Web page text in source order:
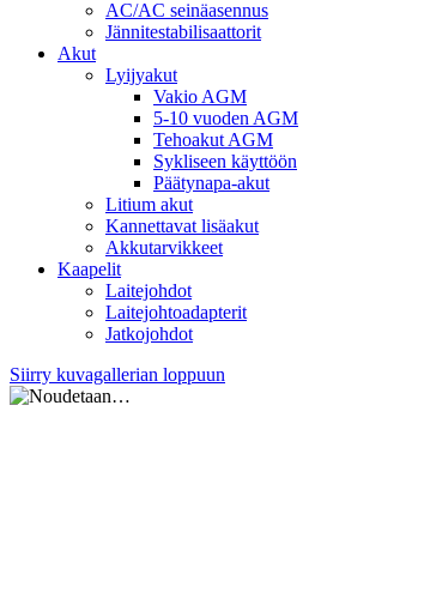
AC/AC seinäasennus
Jännitestabilisaattorit
Akut
Lyijyakut
Vakio AGM
5-10 vuoden AGM
Tehoakut AGM
Sykliseen käyttöön
Päätynapa-akut
Litium akut
Kannettavat lisäakut
Akkutarvikkeet
Kaapelit
Laitejohdot
Laitejohtoadapterit
Jatkojohdot
Siirry kuvagallerian loppuun